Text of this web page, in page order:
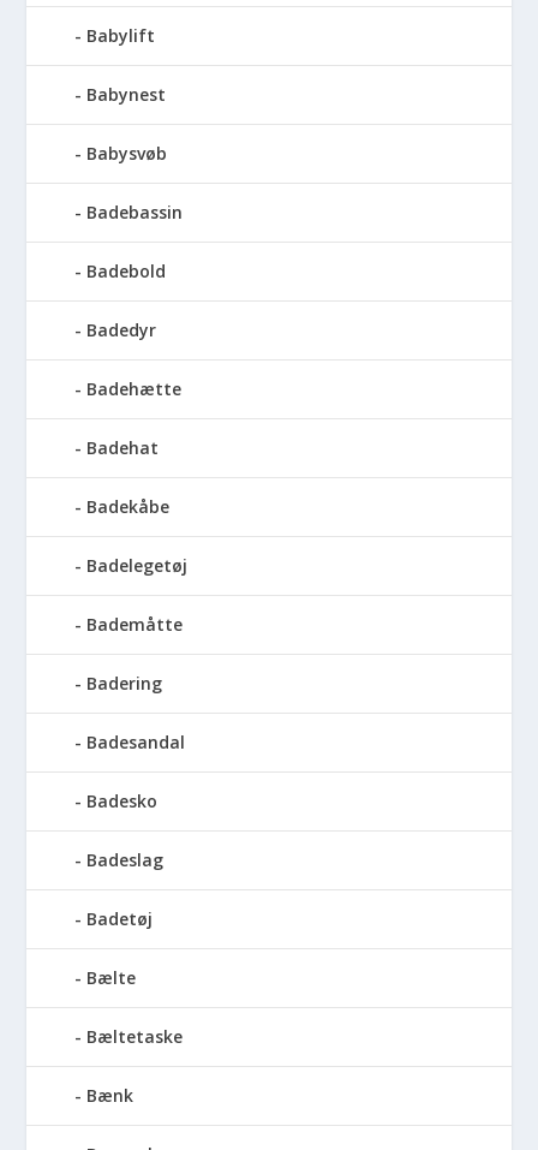
Babylift
Babynest
Babysvøb
Badebassin
Badebold
Badedyr
Badehætte
Badehat
Badekåbe
Badelegetøj
Bademåtte
Badering
Badesandal
Badesko
Badeslag
Badetøj
Bælte
Bæltetaske
Bænk